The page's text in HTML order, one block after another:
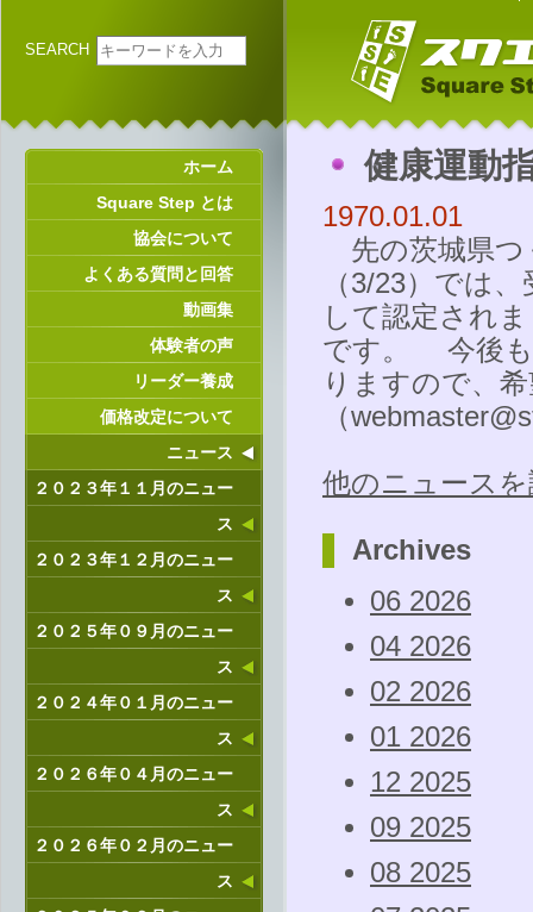
SEARCH
ホーム
Square Step とは
協会について
よくある質問と回答
動画集
体験者の声
リーダー養成
価格改定について
ニュース
２０２３年１１月のニュー
ス
２０２３年１２月のニュー
ス
２０２５年０９月のニュー
ス
２０２４年０１月のニュー
ス
２０２６年０４月のニュー
ス
２０２６年０２月のニュー
ス
健康運動
1970.01.01
先の茨城県つ
（3/23）では
して認定され
です。 今後も
りますので、
（
他のニュース
Archives
06 2026
04 2026
02 2026
01 2026
12 2025
09 2025
08 2025